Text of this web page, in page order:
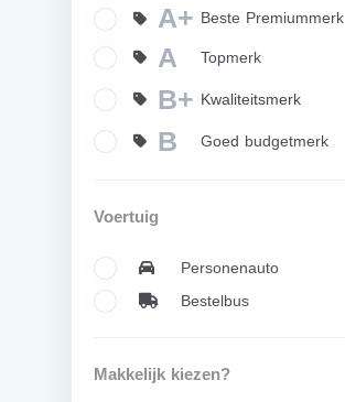
A+ Beste Premiummerk
A Topmerk
B+ Kwaliteitsmerk
B Goed budgetmerk
Voertuig
Personenauto
Bestelbus
Makkelijk kiezen?